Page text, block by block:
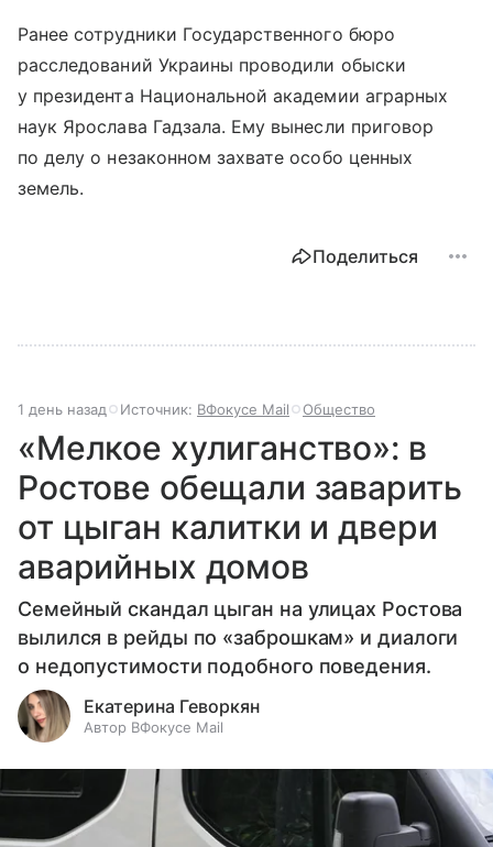
Ранее сотрудники Государственного бюро
расследований Украины проводили обыски
у президента Национальной академии аграрных
наук Ярослава Гадзала. Ему вынесли приговор
по делу о незаконном захвате особо ценных
земель.
Поделиться
1 день назад Источник: ВФокусе Mail Общество
«Мелкое хулиганство»: в
Ростове обещали заварить
от цыган калитки и двери
аварийных домов
Семейный скандал цыган на улицах Ростова
вылился в рейды по «заброшкам» и диалоги
о недопустимости подобного поведения.
Екатерина Геворкян
Автор ВФокусе Mail